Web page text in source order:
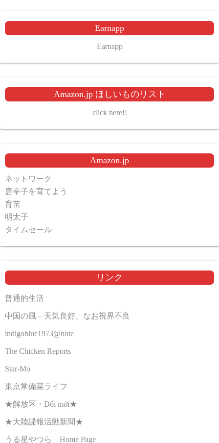
Earnapp
Earnapp
Amazon.jp ほしいものリスト
click here!!
Amazon.jp
ネットワーク
唐辛子を育てよう
育苗
明太子
タイムセール
リンク
普通的生活
中国の風 – 天気良好、なお視界不良
indigoblue1973@note
The Chicken Reports
Star-Mo
東京常備菜ライフ
★解放区・Đổi mới★
★大陸諜報活動新聞★
うる星やつら Home Page